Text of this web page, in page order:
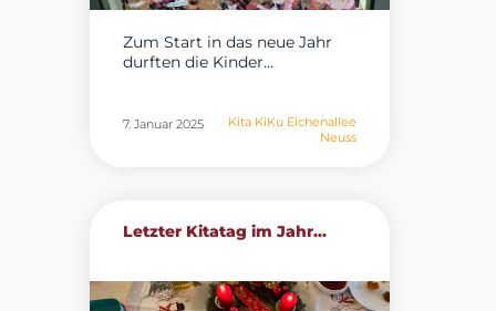
Zum Start in das neue Jahr
durften die Kinder...
7. Januar 2025
Kita KiKu Eichenallee
Neuss
Letzter Kitatag im Jahr...